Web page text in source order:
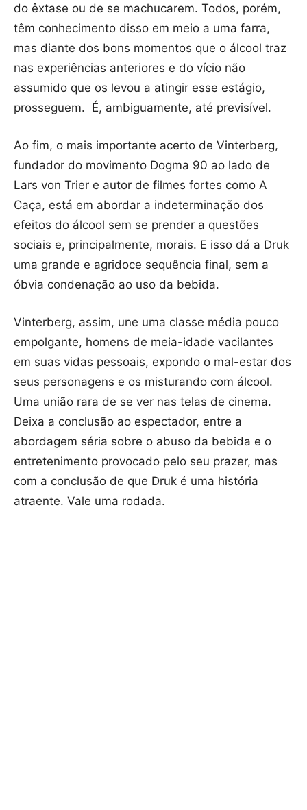
do êxtase ou de se machucarem. Todos, porém,
têm conhecimento disso em meio a uma farra,
mas diante dos bons momentos que o álcool traz
nas experiências anteriores e do vício não
assumido que os levou a atingir esse estágio,
prosseguem. É, ambiguamente, até previsível.
Ao fim, o mais importante acerto de Vinterberg,
fundador do movimento Dogma 90 ao lado de
Lars von Trier e autor de filmes fortes como A
Caça, está em abordar a indeterminação dos
efeitos do álcool sem se prender a questões
sociais e, principalmente, morais. E isso dá a Druk
uma grande e agridoce sequência final, sem a
óbvia condenação ao uso da bebida.
Vinterberg, assim, une uma classe média pouco
empolgante, homens de meia-idade vacilantes
em suas vidas pessoais, expondo o mal-estar dos
seus personagens e os misturando com álcool.
Uma união rara de se ver nas telas de cinema.
Deixa a conclusão ao espectador, entre a
abordagem séria sobre o abuso da bebida e o
entretenimento provocado pelo seu prazer, mas
com a conclusão de que Druk é uma história
atraente. Vale uma rodada.